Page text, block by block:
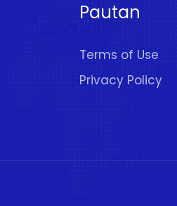
Pautan
Terms of Use
Privacy Policy